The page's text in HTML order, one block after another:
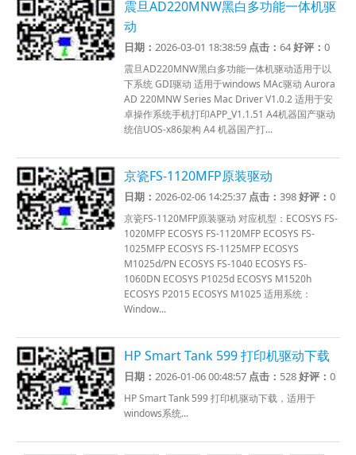
震旦AD220MNW黑白多功能一体机驱
动
日期：2026-03-01 18:38:59 点击：64好评：0
震旦AD220MNW黑白多功能一体机驱动适用于以
下系统 GDI驱动 适用于windows MAc驱动 Aurora
AD 220MNW Series Mac Driver V1.0.2 适用于安
卓操作系统手机打印APP_V1.1.51 A4机器国产驱动
统信UOS-x86架构 A4 机器国产打...
京瓷FS-1120MFP原装驱动
日期：2026-02-06 14:25:37 点击：398好评：0
京瓷FS-1120MFP原装驱动 对应机型：ECOSYS FS-
1020MFP ECOSYS FS-1120MFP ECOSYS FS-
1025MFP ECOSYS FS-1125MFP ECOSYS
M1025d/PN ECOSYS FS-1040 ECOSYS FS-
1060DN ECOSYS P1025d ECOSYS M1520h
ECOSYS P2015 ECOSYS M1025 适用系统：
Window...
HP Smart Tank 599 打印机驱动下载
日期：2026-01-06 00:48:57 点击： 528好评：0
HP Smart Tank 599 打印机驱动下载，适用于
windows系统...